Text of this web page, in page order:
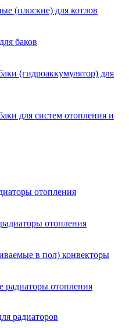
(плоские) для котлов
баков
(гидроаккумулятор) для
для систем отопления и
отопления
отопления
в пол) конвекторы
отопления
радиаторов